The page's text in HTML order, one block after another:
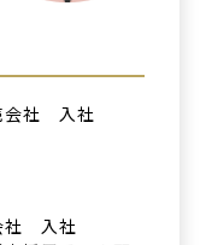
会社 入社
社 入社